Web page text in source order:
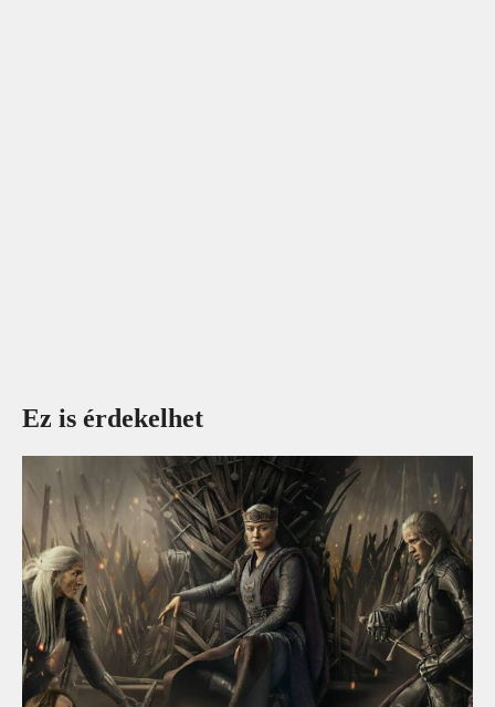
Ez is érdekelhet